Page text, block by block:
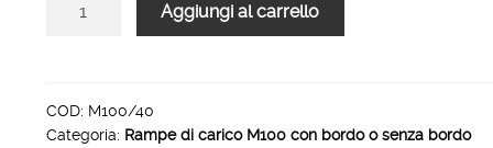
trattori
escavatori
Aggiungi al carrello
COD: M100/40
Categoria: Rampe di carico M100 con bordo o senza bordo